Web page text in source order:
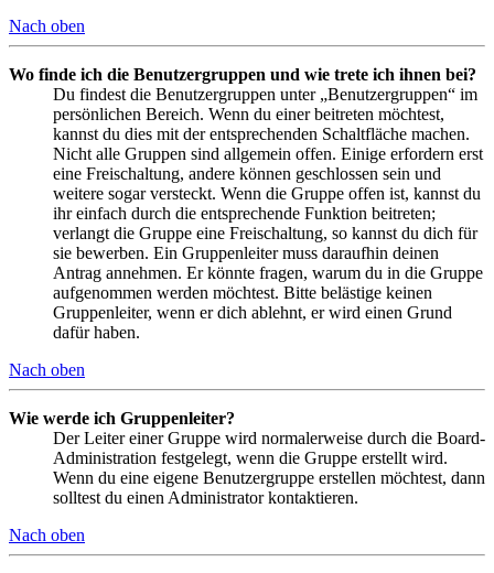
Nach oben
Wo finde ich die Benutzergruppen und wie trete ich ihnen bei?
Du findest die Benutzergruppen unter „Benutzergruppen“ im
persönlichen Bereich. Wenn du einer beitreten möchtest,
kannst du dies mit der entsprechenden Schaltfläche machen.
Nicht alle Gruppen sind allgemein offen. Einige erfordern erst
eine Freischaltung, andere können geschlossen sein und
weitere sogar versteckt. Wenn die Gruppe offen ist, kannst du
ihr einfach durch die entsprechende Funktion beitreten;
verlangt die Gruppe eine Freischaltung, so kannst du dich für
sie bewerben. Ein Gruppenleiter muss daraufhin deinen
Antrag annehmen. Er könnte fragen, warum du in die Gruppe
aufgenommen werden möchtest. Bitte belästige keinen
Gruppenleiter, wenn er dich ablehnt, er wird einen Grund
dafür haben.
Nach oben
Wie werde ich Gruppenleiter?
Der Leiter einer Gruppe wird normalerweise durch die Board-
Administration festgelegt, wenn die Gruppe erstellt wird.
Wenn du eine eigene Benutzergruppe erstellen möchtest, dann
solltest du einen Administrator kontaktieren.
Nach oben